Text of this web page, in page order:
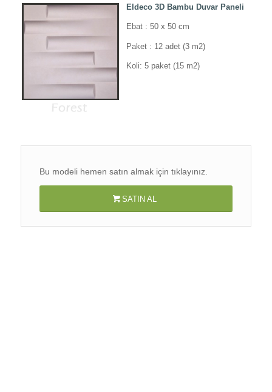
Eldeco 3D Bambu Duvar Paneli
Ebat : 50 x 50 cm
Paket : 12 adet (3 m2)
Koli: 5 paket (15 m2)
Bu modeli hemen satın almak için tıklayınız.
SATIN AL